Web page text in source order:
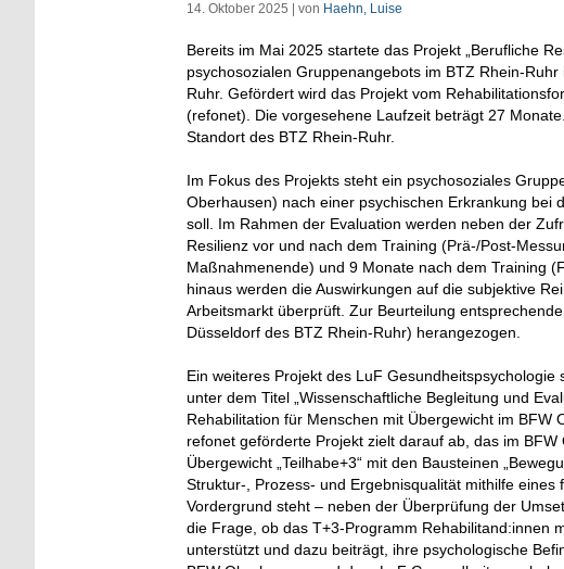
14. Oktober 2025 | von Haehn, Luise
Bereits im Mai 2025 startete das Projekt „Berufliche
psychosozialen Gruppenangebots im BTZ Rhein-
Ruhr. Gefördert wird das Projekt vom
(refonet). Die vorgesehene Laufzeit beträgt 27
Standort des BTZ Rhein-Ruhr.
Im Fokus des Projekts steht ein psychosoziales
Oberhausen) nach einer psychischen Erkrankung bei
soll. Im Rahmen der Evaluation werden neben der
Resilienz vor und nach dem Training (Prä-/Post-
Maßnahmenende) und 9 Monate nach dem Training
hinaus werden die Auswirkungen auf die subjektive
Arbeitsmarkt überprüft. Zur Beurteilung
Düsseldorf des BTZ Rhein-Ruhr) herangezogen.
Ein weiteres Projekt des LuF
unter dem Titel „Wissenschaftliche Begleitung und
Rehabilitation für Menschen mit Übergewicht im BFW
refonet geförderte Projekt zielt darauf ab, das im
Übergewicht „Teilhabe+3“ mit den Bausteinen
Struktur-, Prozess- und Ergebnisqualität mithilfe
Vordergrund steht – neben der Überprüfung der
die Frage, ob das T+3-Programm Rehabilitand:innen
unterstützt und dazu beiträgt, ihre psychologische